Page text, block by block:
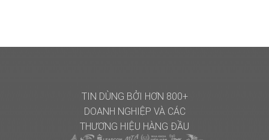
TIN DÙNG BỞI HƠN 800+
DOANH NGHIỆP VÀ CÁC
THƯƠNG HIỆU HÀNG ĐẦU